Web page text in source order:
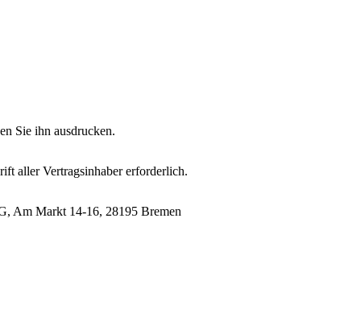
Sie ihn ausdrucken.
aller Vertragsinhaber erforderlich.
Am Markt 14-16, 28195 Bremen